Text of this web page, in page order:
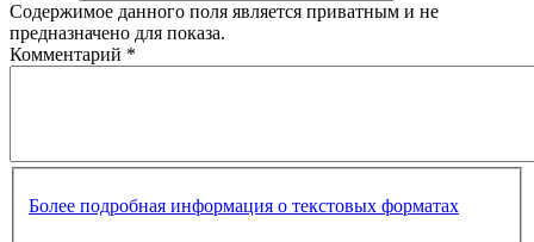
Содержимое данного поля является приватным и не
предназначено для показа.
Комментарий *
Более подробная информация о текстовых форматах